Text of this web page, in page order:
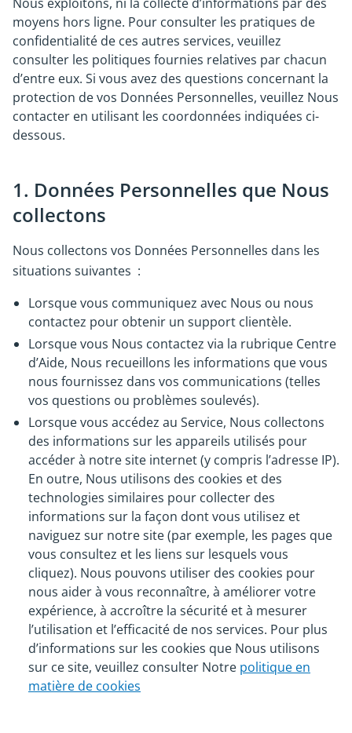
moyens hors ligne. Pour consulter les pratiques de
confidentialité de ces autres services, veuillez
consulter les politiques fournies relatives par chacun
d’entre eux. Si vous avez des questions concernant la
protection de vos Données Personnelles, veuillez Nous
contacter en utilisant les coordonnées indiquées ci-
dessous.
1. Données Personnelles que Nous
collectons
Nous collectons vos Données Personnelles dans les
situations suivantes :
Lorsque vous communiquez avec Nous ou nous
contactez pour obtenir un support clientèle.
Lorsque vous Nous contactez via la rubrique Centre
d’Aide, Nous recueillons les informations que vous
nous fournissez dans vos communications (telles
vos questions ou problèmes soulevés).
Lorsque vous accédez au Service, Nous collectons
des informations sur les appareils utilisés pour
accéder à notre site internet (y compris l’adresse IP).
En outre, Nous utilisons des cookies et des
technologies similaires pour collecter des
informations sur la façon dont vous utilisez et
naviguez sur notre site (par exemple, les pages que
vous consultez et les liens sur lesquels vous
cliquez). Nous pouvons utiliser des cookies pour
nous aider à vous reconnaître, à améliorer votre
expérience, à accroître la sécurité et à mesurer
l’utilisation et l’efficacité de nos services. Pour plus
d’informations sur les cookies que Nous utilisons
sur ce site, veuillez consulter Notre politique en
matière de cookies